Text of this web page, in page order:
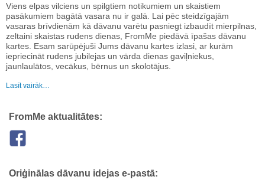
Viens elpas vilciens un spilgtiem notikumiem un skaistiem
pasākumiem bagātā vasara nu ir galā. Lai pēc steidzīgajām
vasaras brīvdienām kā dāvanu varētu pasniegt izbaudīt mierpilnas,
zeltaini skaistas rudens dienas, FromMe piedāvā īpašas dāvanu
kartes. Esam sarūpējuši Jums dāvanu kartes izlasi, ar kurām
iepriecināt rudens jubilejas un vārda dienas gaviļniekus,
jaunlaulātos, vecākus, bērnus un skolotājus.
Lasīt vairāk…
FromMe aktualitātes:
Oriģinālas dāvanu idejas e-pastā: